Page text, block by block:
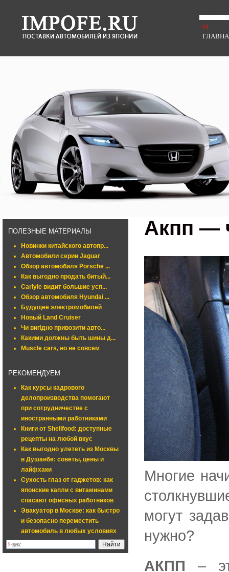
01.
ПОЛЕЗНЫЕ МАТЕРИАЛЫ
Новинки китайского автопр...
Автомобили серии Jaguar
Обзор автомобиля Porsche ...
Как выгодно продать битый...
Carlyle видит большие усп...
Обзор автомобиля Hyundai ...
Будущее электромобилей
Новый Land Cruiser
Чи вигідно привозити авто...
Какими должны быть шины д...
Muscle cars, но не совсем
РЕКОМЕНДУЕМ
Как курсы кадрового
делопроизводства помогают
при сотрудничестве с
иностранными работниками
Книги от Shellfood: доступные
рецепты на любой вкус
Как выгодно улететь из Москвы
в Душанбе: советы, цены и
лайфхаки
Сухость глаз от гаджетов: как
японские капли с витаминами
спасают офисных работников
Эвакуатор в Москве: как быстро
и безопасно переместить
автомобиль в любых условиях
Акпп —
Многие
могут
нужно?
АКПП –